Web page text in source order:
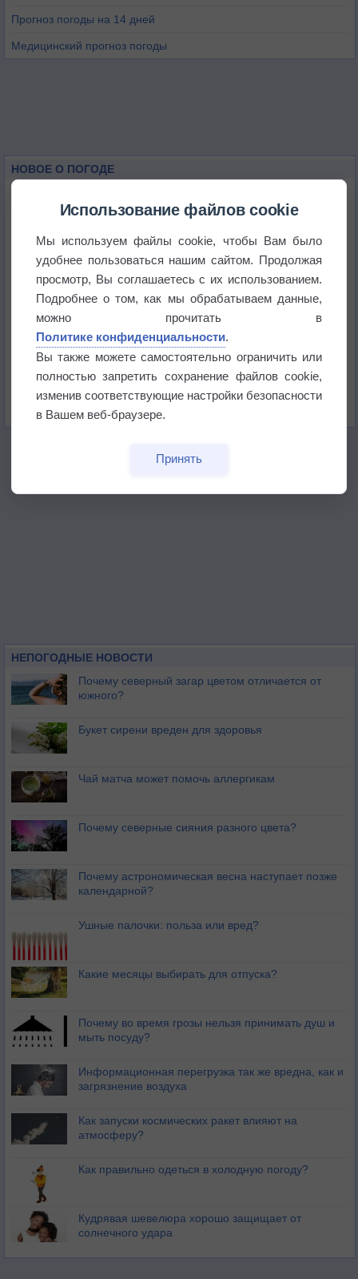
Прогноз погоды на 14 дней
Медицинский прогноз погоды
НОВОЕ О ПОГОДЕ
В Приморье обнаружены морские волны тепла
Изменение климата повлияло на ареал обитания
бабочек
Погода в Екатеринбурге 6 августа
НЕПОГОДНЫЕ НОВОСТИ
Почему северный загар цветом отличается от
южного?
Букет сирени вреден для здоровья
Чай матча может помочь аллергикам
Почему северные сияния разного цвета?
Почему астрономическая весна наступает позже
календарной?
Ушные палочки: польза или вред?
Какие месяцы выбирать для отпуска?
Почему во время грозы нельзя принимать душ и
мыть посуду?
Информационная перегрузка так же вредна, как и
загрязнение воздуха
Как запуски космических ракет влияют на
атмосферу?
Как правильно одеться в холодную погоду?
Кудрявая шевелюра хорошо защищает от
солнечного удара
Использование файлов cookie
Мы используем файлы cookie, чтобы Вам было
удобнее пользоваться нашим сайтом. Продолжая
просмотр, Вы соглашаетесь с их использованием.
Подробнее о том, как мы обрабатываем данные,
можно прочитать в
Политике конфиденциальности.
Вы также можете самостоятельно ограничить или
полностью запретить сохранение файлов cookie,
изменив соответствующие настройки безопасности
в Вашем веб-браузере.
Принять